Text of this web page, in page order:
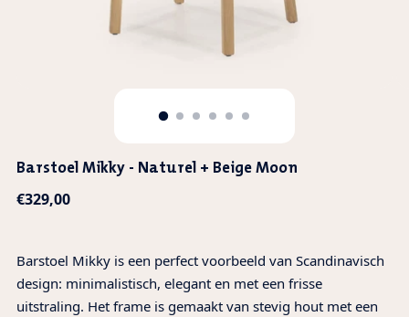
Barstoel Mikky - Naturel + Beige Moon
Normale
€329,00
Barstoel Mikky is een perfect voorbeeld van Scandinavisch
design: minimalistisch, elegant en met een frisse
uitstraling. Het frame is gemaakt van stevig hout met een